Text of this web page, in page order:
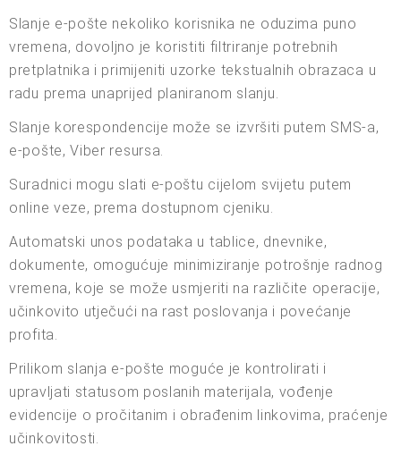
Slanje e-pošte nekoliko korisnika ne oduzima puno
vremena, dovoljno je koristiti filtriranje potrebnih
pretplatnika i primijeniti uzorke tekstualnih obrazaca u
radu prema unaprijed planiranom slanju.
Slanje korespondencije može se izvršiti putem SMS-a,
e-pošte, Viber resursa.
Suradnici mogu slati e-poštu cijelom svijetu putem
online veze, prema dostupnom cjeniku.
Automatski unos podataka u tablice, dnevnike,
dokumente, omogućuje minimiziranje potrošnje radnog
vremena, koje se može usmjeriti na različite operacije,
učinkovito utječući na rast poslovanja i povećanje
profita.
Prilikom slanja e-pošte moguće je kontrolirati i
upravljati statusom poslanih materijala, vođenje
evidencije o pročitanim i obrađenim linkovima, praćenje
učinkovitosti.